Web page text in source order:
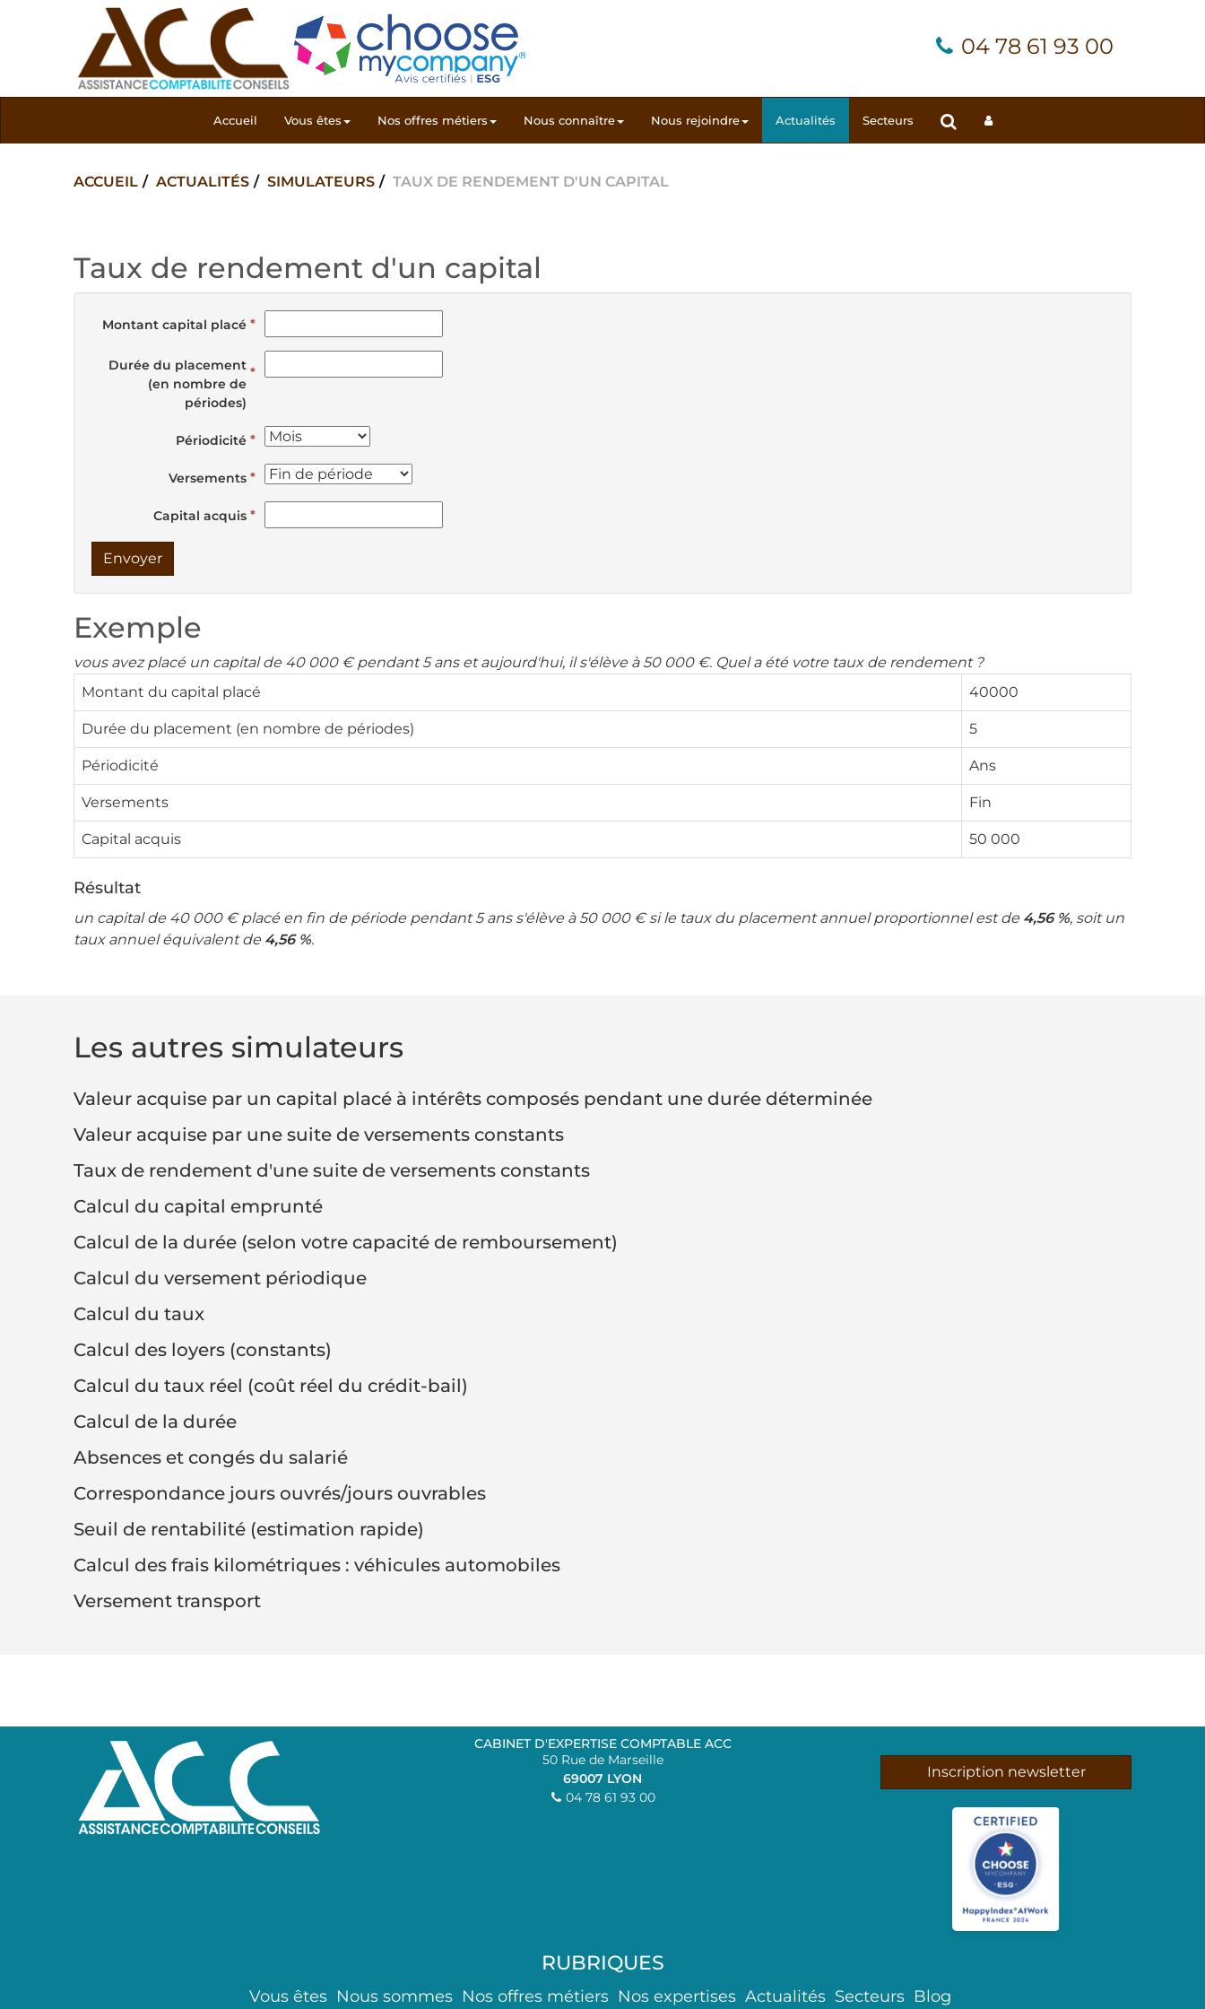
04 78 61 93 00
Accueil Vous êtes Nos offres métiers Nous connaître Nous rejoindre Actualités Secteurs
ACCUEIL ACTUALITÉS SIMULATEURS TAUX DE RENDEMENT D'UN CAPITAL
Taux de rendement d'un capital
Montant capital placé
Durée du placement
(en nombre de
périodes)
Périodicité
Versements
Capital acquis
Envoyer
Exemple
vous avez placé un capital de 40 000 € pendant 5 ans et aujourd'hui, il s'élève à 50 000 €. Quel a été votre taux de rendement ?
Montant du capital placé
40000
Durée du placement (en nombre de périodes) 5
Périodicité Ans
Versements Fin
Capital acquis 50 000
Résultat
un capital de 40 000 € placé en fin de période pendant 5 ans s'élève à 50 000 € si le taux du placement annuel proportionnel est de 4,56 %, soit un
taux annuel équivalent de 4,56 %.
Les autres simulateurs
Valeur acquise par un capital placé à intérêts composés pendant une durée déterminée
Valeur acquise par une suite de versements constants
Taux de rendement d'une suite de versements constants
Calcul du capital emprunté
Calcul de la durée (selon votre capacité de remboursement)
Calcul du versement périodique
Calcul du taux
Calcul des loyers (constants)
Calcul du taux réel (coût réel du crédit-bail)
Calcul de la durée
Absences et congés du salarié
Correspondance jours ouvrés/jours ouvrables
Seuil de rentabilité (estimation rapide)
Calcul des frais kilométriques : véhicules automobiles
Versement transport
CABINET D'EXPERTISE COMPTABLE ACC
50 Rue de Marseille
69007 LYON
04 78 61 93 00
Inscription newsletter
RUBRIQUES
Vous êtes Nous sommes Nos offres métiers Nos expertises Actualités Secteurs Blog